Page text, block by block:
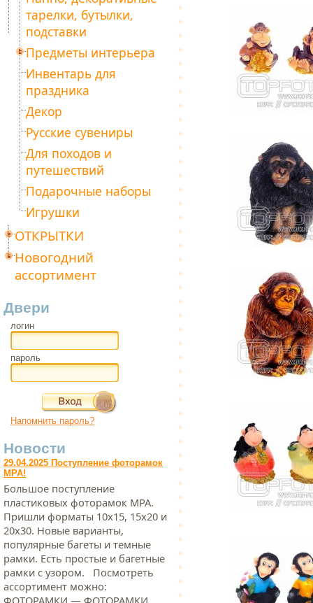
тарелки, бутылки,
подставки
Предметы интерьера
Инвентарь для
праздника
Декор
Русские сувениры
Для походов и
путешествий
Подарочные наборы
Игрушки
ОТКРЫТКИ
Новогодний
ассортимент
Двери
логин
пароль
Напомнить пароль?
Новости
29.04.2025 Поступление фоторамок
МРА!
Большое поступление
пластиковых фоторамок МРА.
Пришли форматы 10х15, 15х20 и
20х30. Новые варианты,
популярные багеты и темные
рамки. Есть простые и багетные
рамки с узором. Посмотреть
ассортимент можно: